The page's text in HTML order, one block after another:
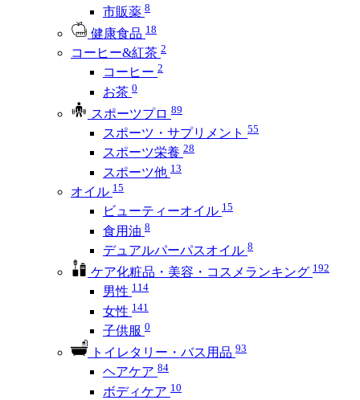
市販薬 8
健康食品 18
コーヒー&紅茶 2
コーヒー 2
お茶 0
スポーツプロ 89
スポーツ・サプリメント 55
スポーツ栄養 28
スポーツ他 13
オイル 15
ビューティーオイル 15
食用油 8
デュアルパーパスオイル 8
ケア化粧品・美容・コスメランキング 192
男性 114
女性 141
子供服 0
トイレタリー・バス用品 93
ヘアケア 84
ボディケア 10